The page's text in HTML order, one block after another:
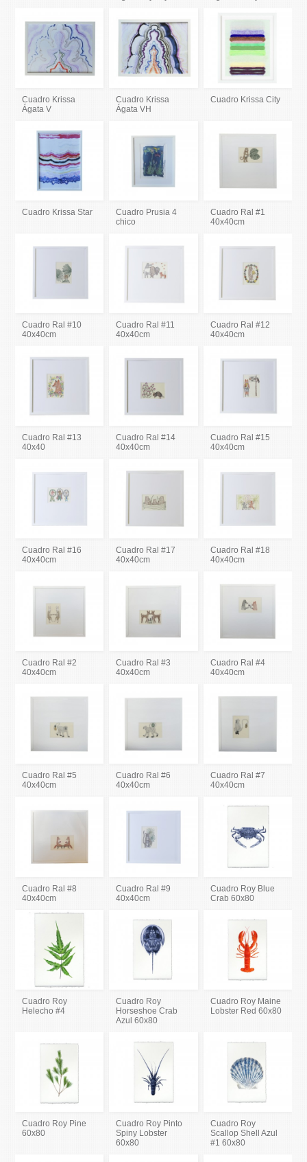
Cuadro Krissa
Ágata V
Cuadro Krissa
Ágata VH
Cuadro Krissa City
Cuadro Krissa Star
Cuadro Prusia 4
chico
Cuadro Ral #1
40x40cm
Cuadro Ral #10
40x40cm
Cuadro Ral #11
40x40cm
Cuadro Ral #12
40x40cm
Cuadro Ral #13
40x40
Cuadro Ral #14
40x40cm
Cuadro Ral #15
40x40cm
Cuadro Ral #16
40x40cm
Cuadro Ral #17
40x40cm
Cuadro Ral #18
40x40cm
Cuadro Ral #2
40x40cm
Cuadro Ral #3
40x40cm
Cuadro Ral #4
40x40cm
Cuadro Ral #5
40x40cm
Cuadro Ral #6
40x40cm
Cuadro Ral #7
40x40cm
Cuadro Ral #8
40x40cm
Cuadro Ral #9
40x40cm
Cuadro Roy Blue
Crab 60x80
Cuadro Roy
Helecho #4
Cuadro Roy
Horseshoe Crab
Azul 60x80
Cuadro Roy Maine
Lobster Red 60x80
Cuadro Roy Pine
60x80
Cuadro Roy Pinto
Spiny Lobster
60x80
Cuadro Roy
Scallop Shell Azul
#1 60x80